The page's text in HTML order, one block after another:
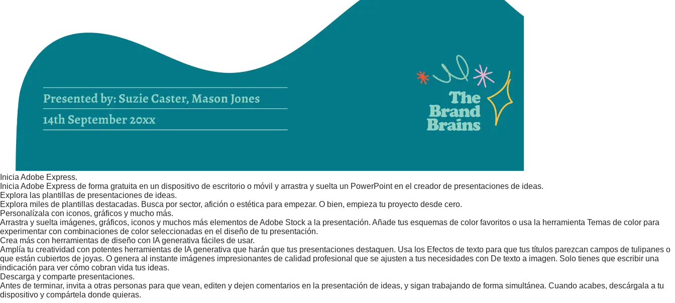
Inicia Adobe Express.
Inicia Adobe Express de forma gratuita en un dispositivo de escritorio o móvil y arrastra y suelta un PowerPoint en el creador de presentaciones de ideas.
Explora las plantillas de presentaciones de ideas.
Explora miles de plantillas destacadas. Busca por sector, afición o estética para empezar. O bien, empieza tu proyecto desde cero.
Personalízala con iconos, gráficos y mucho más.
Arrastra y suelta imágenes, gráficos, iconos y muchos más elementos de Adobe Stock a la presentación. Añade tus esquemas de color favoritos o usa la herramienta Temas de color para
experimentar con combinaciones de color seleccionadas en el diseño de tu presentación.
Crea más con herramientas de diseño con IA generativa fáciles de usar.
Amplía tu creatividad con potentes herramientas de IA generativa que harán que tus presentaciones destaquen. Usa los Efectos de texto para que tus títulos parezcan campos de tulipanes o
que están cubiertos de joyas. O genera al instante imágenes impresionantes de calidad profesional que se ajusten a tus necesidades con De texto a imagen. Solo tienes que escribir una
indicación para ver cómo cobran vida tus ideas.
Descarga y comparte presentaciones.
Antes de terminar, invita a otras personas para que vean, editen y dejen comentarios en la presentación de ideas, y sigan trabajando de forma simultánea. Cuando acabes, descárgala a tu
dispositivo y compártela donde quieras.